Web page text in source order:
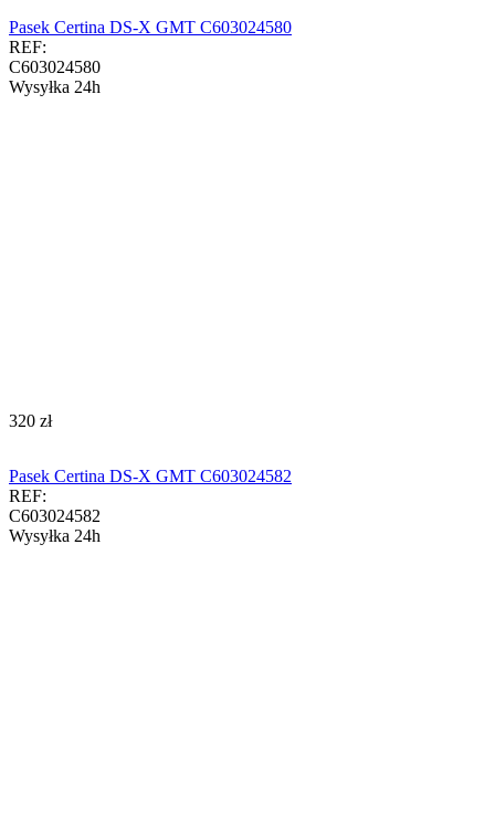
Pasek Certina DS-X GMT C603024580
REF:
C603024580
Wysyłka 24h
‍320‍ zł
Pasek Certina DS-X GMT C603024582
REF:
C603024582
Wysyłka 24h